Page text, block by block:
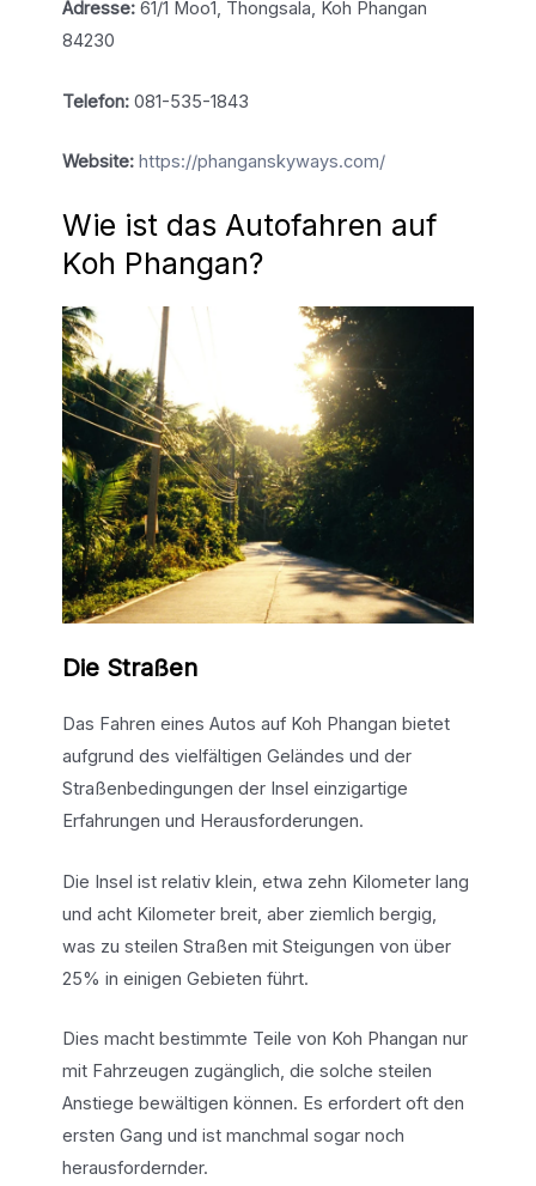
Adresse:61/1 Moo1, Thongsala, Koh Phangan
84230
Telefon:081-535-1843
Website: https://phanganskyways.com/
Wie ist das Autofahren auf
Koh Phangan?
Die Straßen
Das Fahren eines Autos auf Koh Phangan bietet
aufgrund des vielfältigen Geländes und der
Straßenbedingungen der Insel einzigartige
Erfahrungen und Herausforderungen.
Die Insel ist relativ klein, etwa zehn Kilometer lang
und acht Kilometer breit, aber ziemlich bergig,
was zu steilen Straßen mit Steigungen von über
25% in einigen Gebieten führt.
Dies macht bestimmte Teile von Koh Phangan nur
mit Fahrzeugen zugänglich, die solche steilen
Anstiege bewältigen können. Es erfordert oft den
ersten Gang und ist manchmal sogar noch
herausfordernder.